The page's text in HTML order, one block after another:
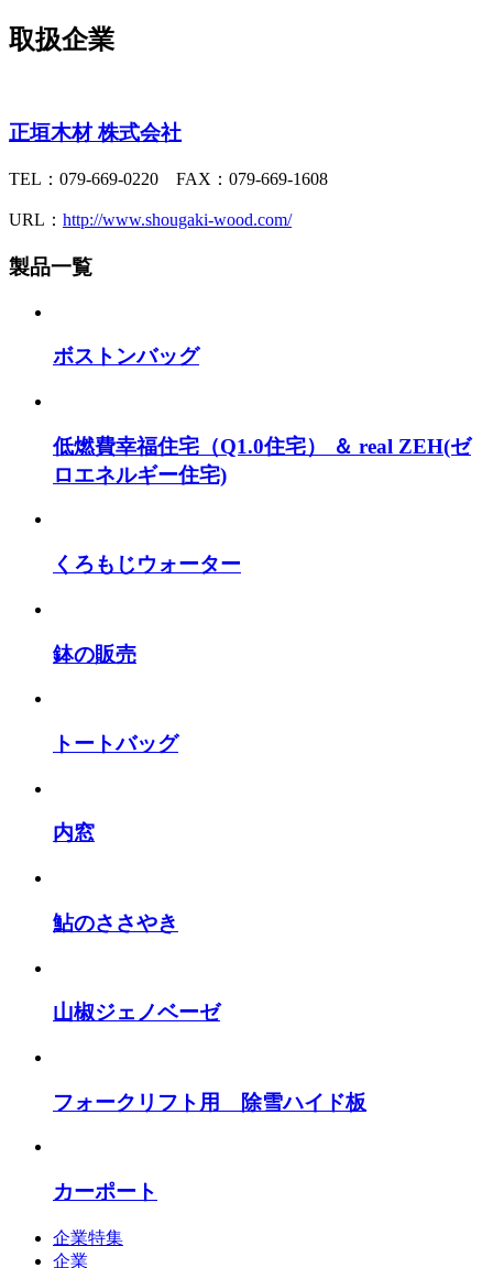
取扱企業
正垣木材 株式会社
TEL：079-669-0220 FAX：079-669-1608
URL： http://www.shougaki-wood.com/
製品一覧
ボストンバッグ
低燃費幸福住宅（Q1.0住宅） ＆ real ZEH(ゼ
ロエネルギー住宅)
くろもじウォーター
鉢の販売
トートバッグ
内窓
鮎のささやき
山椒ジェノベーゼ
フォークリフト用 除雪ハイド板
カーポート
企業特集
企業